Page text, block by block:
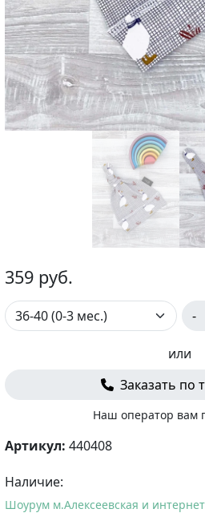
359 руб.
-
или
Заказать по
Наш оператор вам
Артикул: 440408
Наличие:
Шоурум м.Алексеевская и